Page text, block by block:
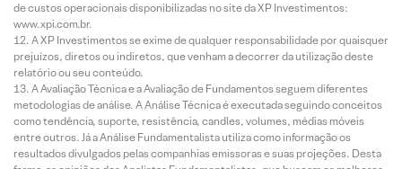
de custos operacionais disponibilizadas no site da XP Investimentos:
www.xpi.com.br.
A XP Investimentos se exime de qualquer responsabilidade por quaisquer
prejuízos, diretos ou indiretos, que venham a decorrer da utilização deste
relatório ou seu conteúdo.
A Avaliação Técnica e a Avaliação de Fundamentos seguem diferentes
metodologias de análise. A Análise Técnica é executada seguindo conceitos
como tendência, suporte, resistência, candles, volumes, médias móveis
entre outros. Já a Análise Fundamentalista utiliza como informação os
resultados divulgados pelas companhias emissoras e suas projeções. Desta